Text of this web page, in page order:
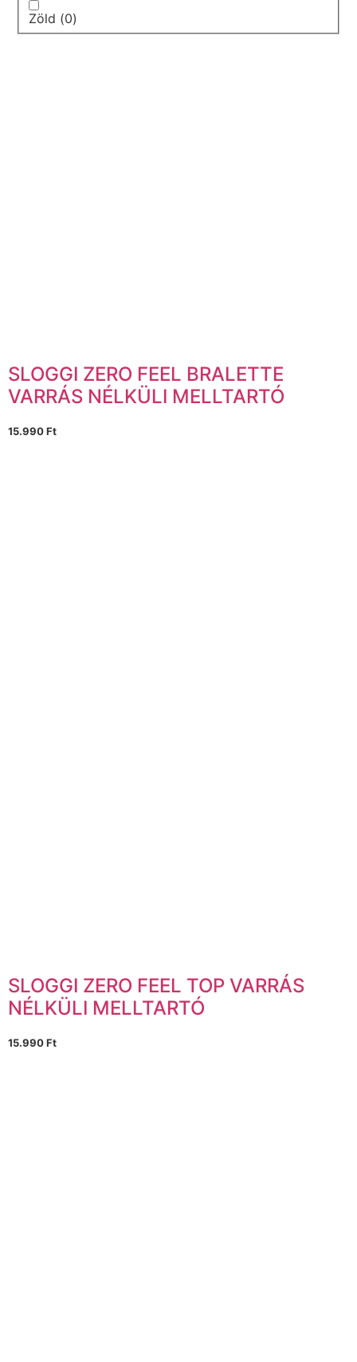
Zöld (0)
SLOGGI ZERO FEEL BRALETTE
VARRÁS NÉLKÜLI MELLTARTÓ
15.990Ft
SLOGGI ZERO FEEL TOP VARRÁS
NÉLKÜLI MELLTARTÓ
15.990Ft